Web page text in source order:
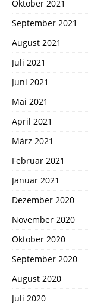
Oktober 2021
September 2021
August 2021
Juli 2021
Juni 2021
Mai 2021
April 2021
März 2021
Februar 2021
Januar 2021
Dezember 2020
November 2020
Oktober 2020
September 2020
August 2020
Juli 2020